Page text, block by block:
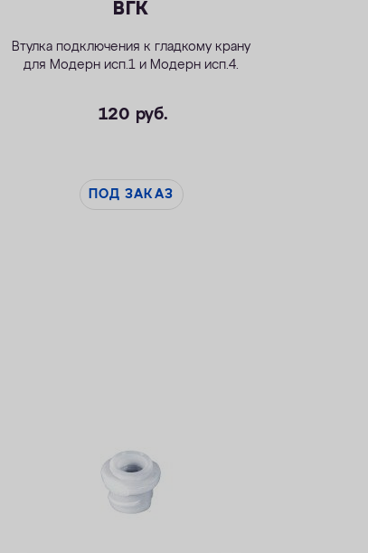
ВГК
Втулка подключения к гладкому крану
для Модерн исп.1 и Модерн исп.4.
120 руб.
ПОД ЗАКАЗ